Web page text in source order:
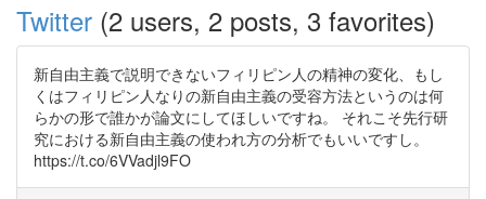
Twitter (2 users, 2 posts, 3 favorites)
新自由主義で説明できないフィリピン人の精神の変化、もし
くはフィリピン人なりの新自由主義の受容方法というのは何
らかの形で誰かが論文にしてほしいですね。 それこそ先行研
究における新自由主義の使われ方の分析でもいいですし。
https://t.co/6VVadjl9FO